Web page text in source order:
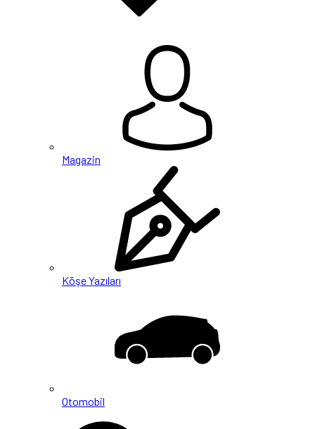
Magazin
Köşe Yazıları
Otomobil